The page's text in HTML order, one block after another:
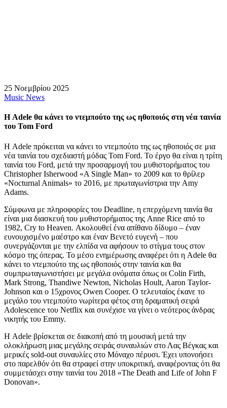
25 Νοεμβρίου 2025
Music News
Η Adele θα κάνει το ντεμπούτο της ως ηθοποιός στη νέα ταινία
του Tom Ford
Η Adele πρόκειται να κάνει το ντεμπούτο της ως ηθοποιός σε μια
νέα ταινία του σχεδιαστή μόδας Tom Ford. Το έργο θα είναι η τρίτη
ταινία του Ford, μετά την προσαρμογή του μυθιστορήματος του
Christopher Isherwood «A Single Man» το 2009 και το θρίλερ
«Nocturnal Animals» το 2016, με πρωταγωνίστρια την Amy
Adams.
Σύμφωνα με πληροφορίες του Deadline, η επερχόμενη ταινία θα
είναι μια διασκευή του μυθιστορήματος της Anne Rice από το
1982, Cry to Heaven. Ακολουθεί ένα απίθανο δίδυμο – έναν
ευνουχισμένο μαέστρο και έναν Βενετό ευγενή – που
συνεργάζονται με την ελπίδα να αφήσουν το στίγμα τους στον
κόσμο της όπερας. Το μέσο ενημέρωσης αναφέρει ότι η Adele θα
κάνει το ντεμπούτο της ως ηθοποιός στην ταινία και θα
συμπρωταγωνιστήσει με μεγάλα ονόματα όπως οι Colin Firth,
Mark Strong, Thandiwe Newton, Nicholas Hoult, Aaron Taylor-
Johnson και ο 15χρονος Owen Cooper. Ο τελευταίος έκανε το
μεγάλο του ντεμπούτο νωρίτερα φέτος στη δραματική σειρά
Adolescence του Netflix και συνέχισε να γίνει ο νεότερος άνδρας
νικητής του Emmy.
Η Adele βρίσκεται σε διακοπή από τη μουσική μετά την
ολοκλήρωση μιας μεγάλης σειράς συναυλιών στο Λας Βέγκας και
μερικές sold-out συναυλίες στο Μόναχο πέρυσι. Έχει υπονοήσει
στο παρελθόν ότι θα στραφεί στην υποκριτική, αναφέροντας ότι θα
συμμετάσχει στην ταινία του 2018 «The Death and Life of John F
Donovan».